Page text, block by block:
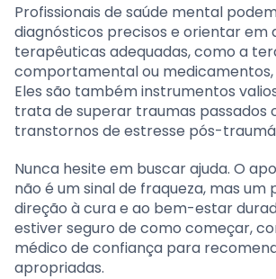
Profissionais de saúde mental
diagnósticos precisos e orientar em
terapêuticas adequadas, como a
comportamental ou medicamentos,
Eles são também instrumentos
trata de superar traumas passados
transtornos de estresse pós-
Nunca hesite em buscar ajuda. O
não é um sinal de fraqueza, mas um
direção à cura e ao bem-estar
estiver seguro de como começar,
médico de confiança para
apropriadas.